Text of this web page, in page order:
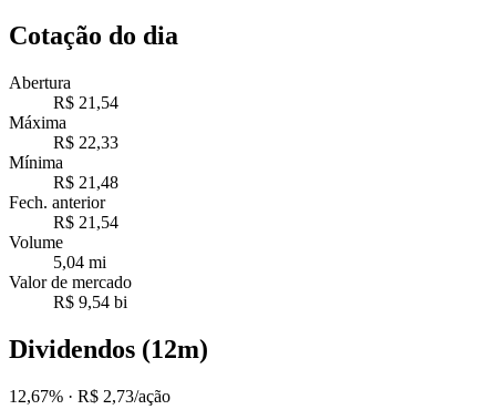
Cotação do dia
Abertura
R$ 21,54
Máxima
R$ 22,33
Mínima
R$ 21,48
Fech. anterior
R$ 21,54
Volume
5,04 mi
Valor de mercado
R$ 9,54 bi
Dividendos (12m)
12,67% · R$ 2,73/ação